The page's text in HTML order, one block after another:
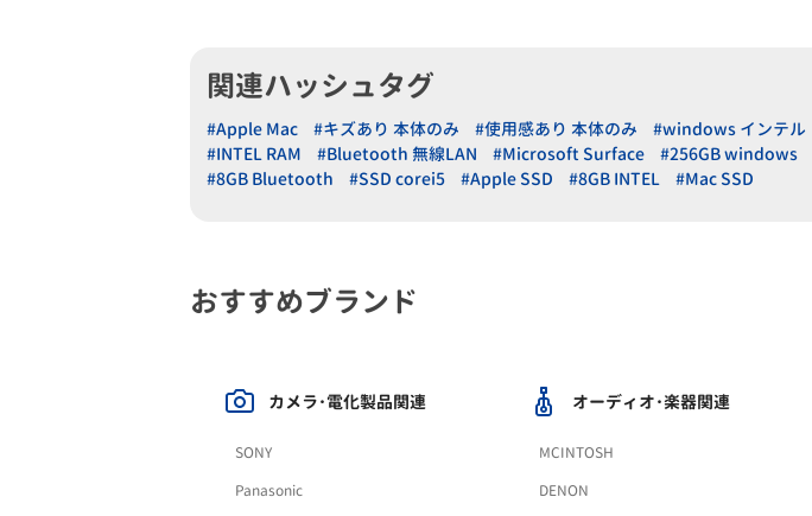
関連ハッシュタグ
#Apple Mac #キズあり 本体のみ #使用感あり 本体のみ #windows インテル
#INTEL RAM
#Bluetooth 無線LAN #Microsoft Surface #256GB windows
#8GB Bluetooth
#SSD corei5 #Apple SSD #8GB INTEL #Mac SSD
おすすめブランド
カメラ･電化製品関連
SONY
Panasonic
オーディオ･楽器関連
MCINTOSH
DENON